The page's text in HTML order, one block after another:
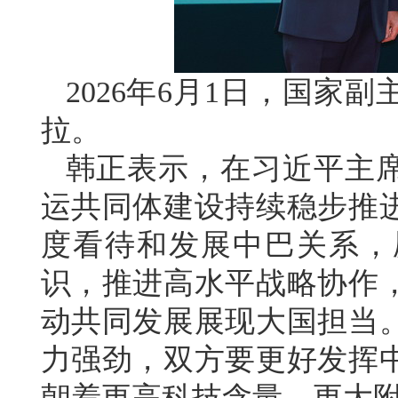
2026年6月1日，国家副
拉。
韩正表示，在习近平主
运共同体建设持续稳步推
度看待和发展中巴关系
识，推进高水平战略协作
动共同发展展现大国担当
力强劲，双方要更好发挥